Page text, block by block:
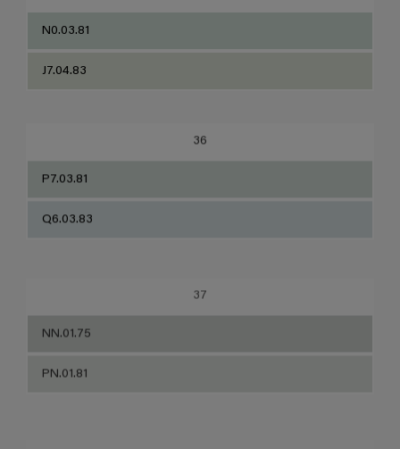
N0.03.81
J7.04.83
36
P7.03.81
Q6.03.83
37
NN.01.75
PN.01.81